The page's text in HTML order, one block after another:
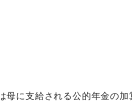
に支給される公的年金の加